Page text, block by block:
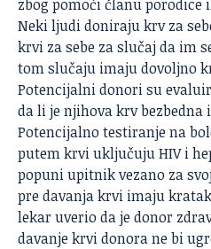
zbog pomoći članu
Neki ljudi doniraju krv za
krvi za sebe za slučaj da im
tom slučaju imaju dovoljno
Potencijalni donori su
da li je njihova krv bezbedna
Potencijalno testiranje na
putem krvi uključuju HIV i
popuni upitnik vezano za
pre davanja krvi imaju
lekar uverio da je donor
davanje krvi donora ne bi